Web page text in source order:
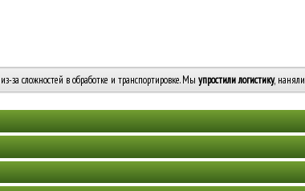
за сложностей в обработке и транспортировке. Мы упростили логистику, наняли